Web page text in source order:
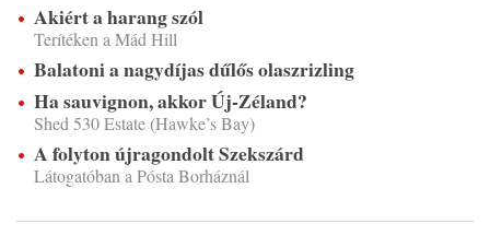
Akiért a harang szól
Terítéken a Mád Hill
Balatoni a nagydíjas dűlős olaszrizling
Ha sauvignon, akkor Új-Zéland?
Shed 530 Estate (Hawke’s Bay)
A folyton újragondolt Szekszárd
Látogatóban a Pósta Borháznál